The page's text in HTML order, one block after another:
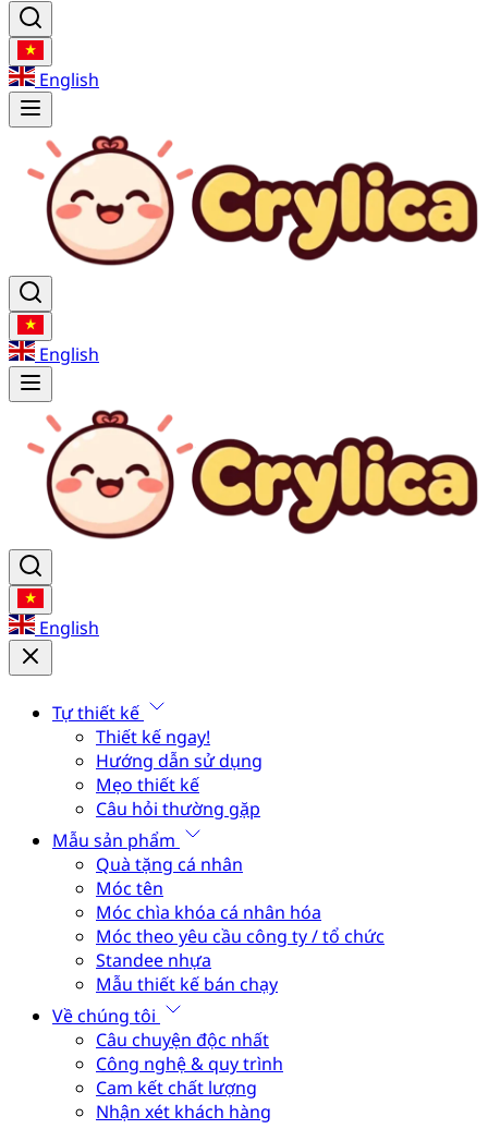
English
English
English
Tự thiết kế
Thiết kế ngay!
Hướng dẫn sử dụng
Mẹo thiết kế
Câu hỏi thường gặp
Mẫu sản phẩm
Quà tặng cá nhân
Móc tên
Móc chìa khóa cá nhân hóa
Móc theo yêu cầu công ty / tổ chức
Standee nhựa
Mẫu thiết kế bán chạy
Về chúng tôi
Câu chuyện độc nhất
Công nghệ & quy trình
Cam kết chất lượng
Nhận xét khách hàng